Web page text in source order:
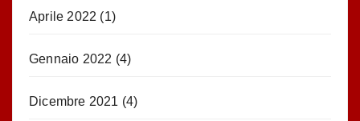
Aprile 2022 (1)
Gennaio 2022 (4)
Dicembre 2021 (4)